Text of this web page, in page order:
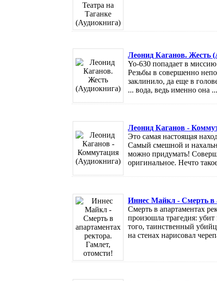
Леонид Каганов. Жесть
Yo-630 попадает в
Резьбы в совершенно
заклинило, да еще в
... вода, ведь именно она ...
Леонид Каганов -
Это самая настоящая
Самый смешной и
можно придумать!
оригинальное. Нечто
Иннес Майкл - Смерть в
Смерть в апартаментах
произошла трагедия:
того, таинственный
на стенах нарисовал